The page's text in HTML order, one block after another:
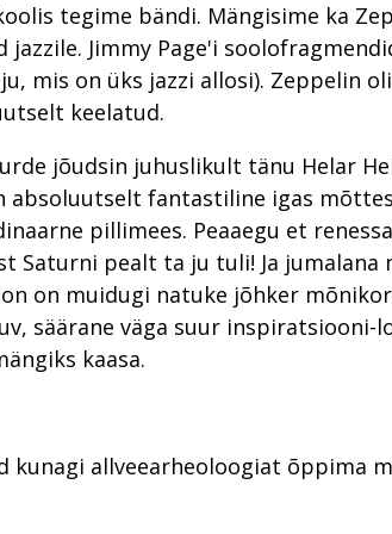
tegime bändi. Mängisime ka
jazzile. Jimmy Page'i
mis on üks jazzi allosi). Zeppelin
keelatud.
jõudsin juhuslikult tänu Helar
absoluutselt fantastiline igas
pillimees. Peaaegu et
Saturni pealt ta ju tuli! Ja jumalana
on muidugi natuke jõhker
säärane väga suur inspiratsiooni-
kaasa.
kunagi allveearheoloogiat õppima